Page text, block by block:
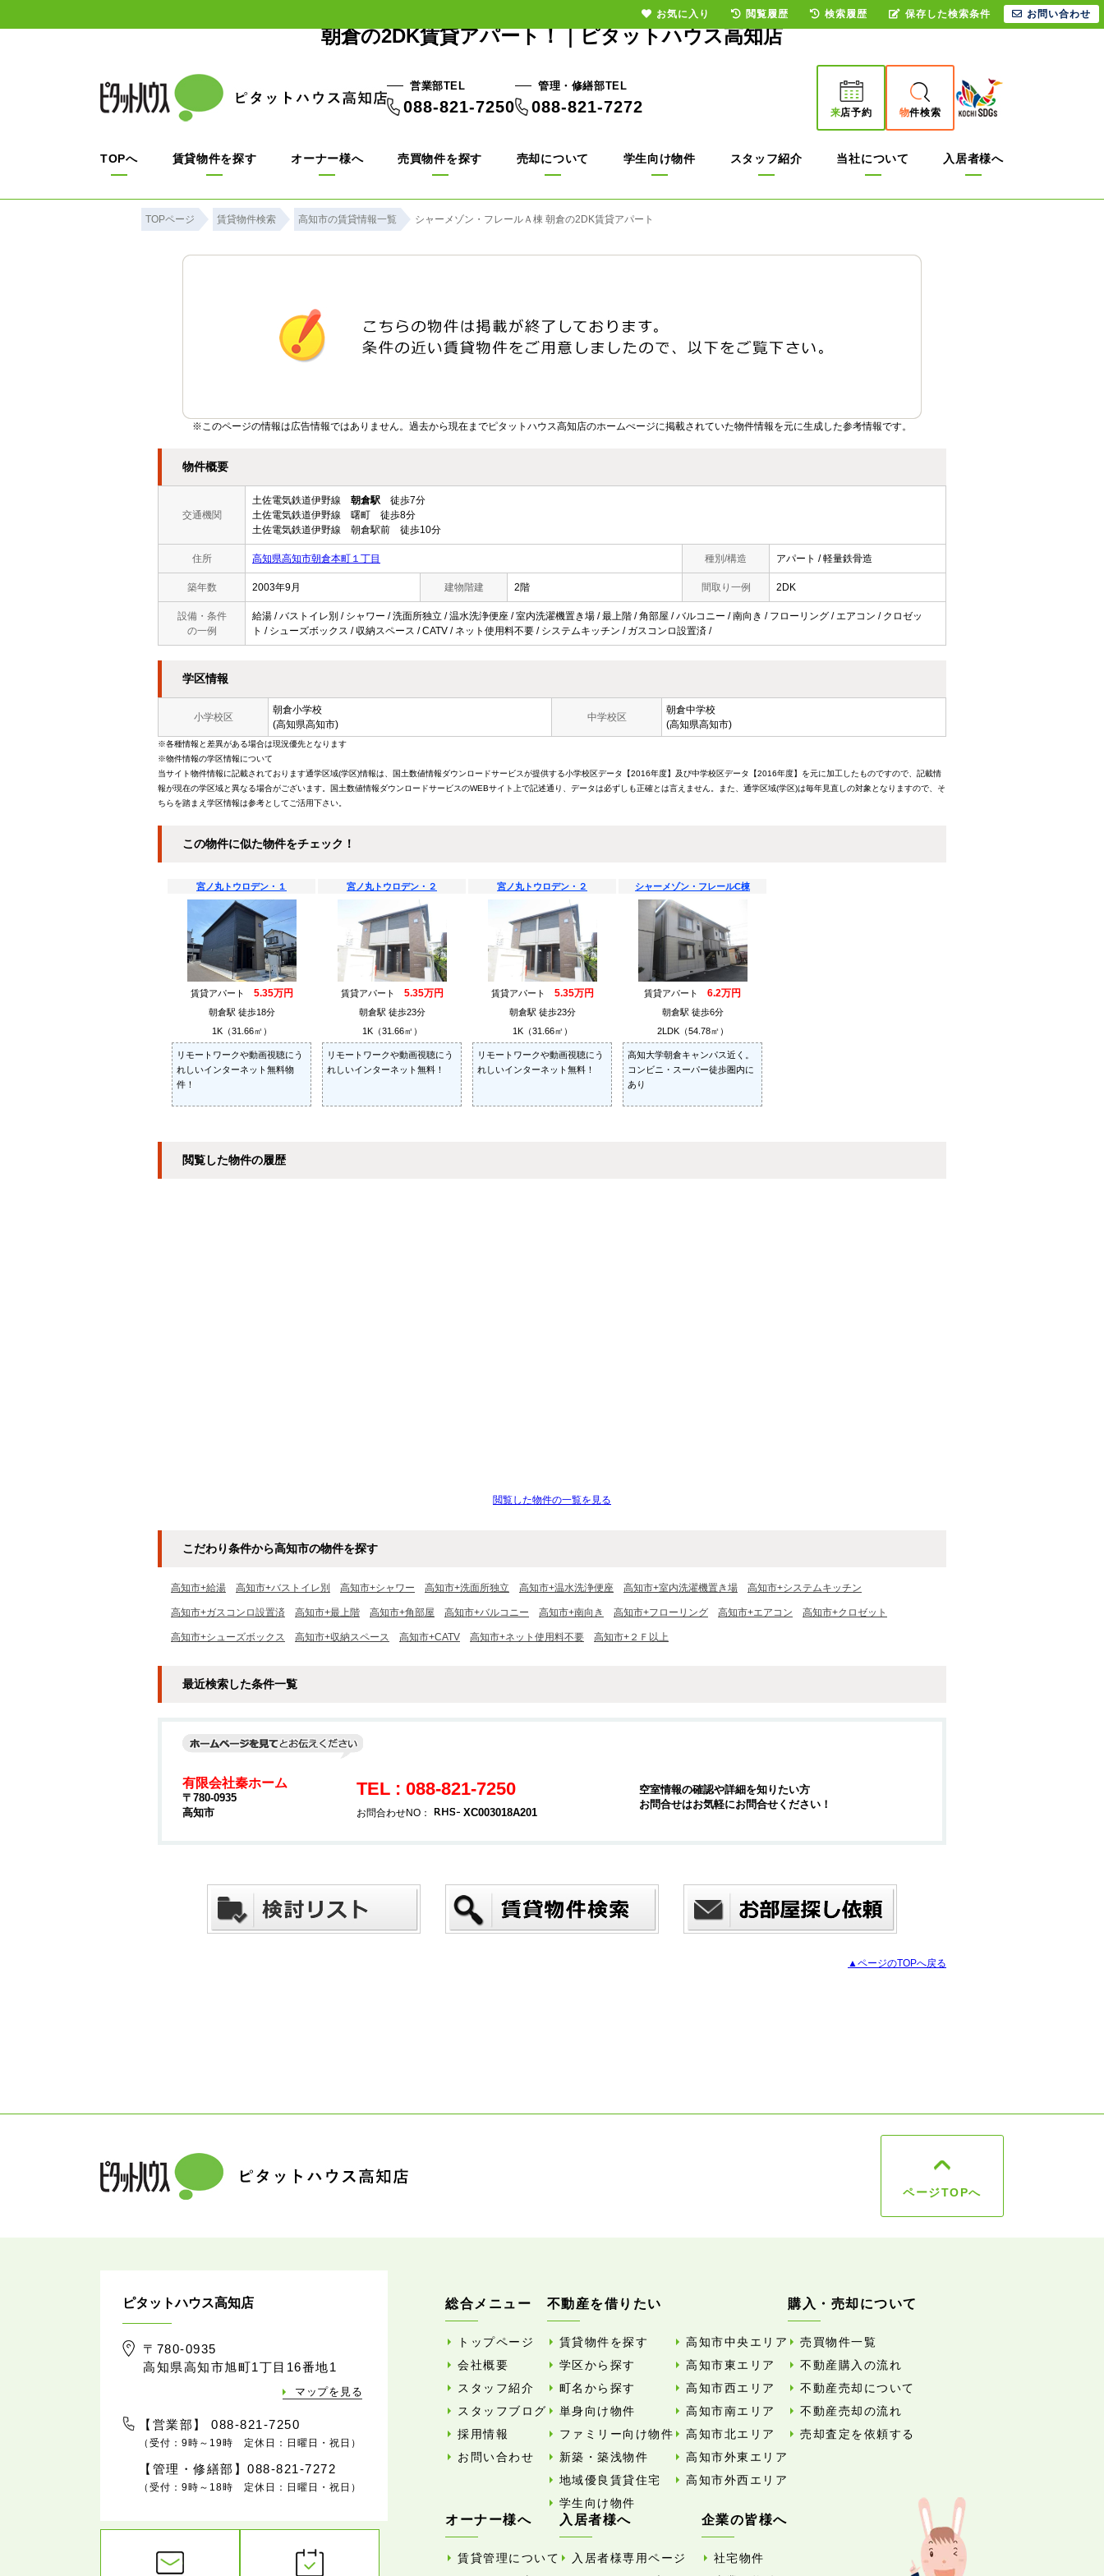
朝倉の2DK賃貸アパート！｜ピタットハウス高知店
営業部TEL
088-821-7250
管理・修繕部TEL
088-821-7272 来店予約 物件検索
TOPへ 賃貸物件を探す オーナー様へ 売買物件を探す 売却について 学生向け物件 スタッフ紹介 当社について 入居者様へ
TOPページ 賃貸物件検索 高知市の賃貸情報一覧 シャーメゾン・フレールＡ棟 朝倉の2DK賃貸アパート
※このページの情報は広告情報ではありません。過去から現在までピタットハウス高知店のホームぺージに掲載されていた物件情報を元に生成した参考情報です。
物件概要
交通機関
土佐電気鉄道伊野線 朝倉駅 徒歩7分
土佐電気鉄道伊野線 曙町 徒歩8分
土佐電気鉄道伊野線 朝倉駅前 徒歩10分
住所 高知県高知市朝倉本町１丁目 種別/構造 アパート / 軽量鉄骨造
築年数 2003年9月 建物階建 2階 間取り一例 2DK
設備・条件
の一例
給湯 / バストイレ別 / シャワー / 洗面所独立 / 温水洗浄便座 / 室内洗濯機置き場 / 最上階 / 角部屋 / バルコニー / 南向き / フローリング / エアコン / クロゼッ
ト / シューズボックス / 収納スペース / CATV / ネット使用料不要 / システムキッチン / ガスコンロ設置済 /
学区情報
小学校区
朝倉小学校
(高知県高知市)
中学校区
朝倉中学校
(高知県高知市)
※各種情報と差異がある場合は現況優先となります
※物件情報の学区情報について
当サイト物件情報に記載されております通学区域(学区)情報は、国土数値情報ダウンロードサービスが提供する小学校区データ【2016年度】及び中学校区データ【2016年度】を元に加工したものですので、記載情
報が現在の学区域と異なる場合がございます。国土数値情報ダウンロードサービスのWEBサイト上で記述通り、データは必ずしも正確とは言えません。また、通学区域(学区)は毎年見直しの対象となりますので、そ
ちらを踏まえ学区情報は参考としてご活用下さい。
この物件に似た物件をチェック！
宮ノ丸トウロデン・１
賃貸アパート 5.35万円
朝倉駅 徒歩18分
1K（31.66㎡）
リモートワークや動画視聴にう
れしいインターネット無料物
件！
宮ノ丸トウロデン・２
賃貸アパート 5.35万円
朝倉駅 徒歩23分
1K（31.66㎡）
リモートワークや動画視聴にう
れしいインターネット無料！
宮ノ丸トウロデン・２
賃貸アパート 5.35万円
朝倉駅 徒歩23分
1K（31.66㎡）
リモートワークや動画視聴にう
れしいインターネット無料！
シャーメゾン・フレールC棟
賃貸アパート 6.2万円
朝倉駅 徒歩6分
2LDK（54.78㎡）
高知大学朝倉キャンパス近く。
コンビニ・スーパー徒歩圏内に
あり
閲覧した物件の履歴
閲覧した物件の一覧を見る
こだわり条件から高知市の物件を探す
高知市+給湯 高知市+バストイレ別 高知市+シャワー 高知市+洗面所独立 高知市+温水洗浄便座 高知市+室内洗濯機置き場 高知市+システムキッチン
高知市+ガスコンロ設置済 高知市+最上階 高知市+角部屋 高知市+バルコニー 高知市+南向き 高知市+フローリング 高知市+エアコン 高知市+クロゼット
高知市+シューズボックス 高知市+収納スペース 高知市+CATV 高知市+ネット使用料不要 高知市+２Ｆ以上
最近検索した条件一覧
有限会社秦ホーム
〒780-0935
高知市
TEL : 088-821-7250
お問合わせNO： XC003018A201
空室情報の確認や詳細を知りたい方
お問合せはお気軽にお問合せください！
▲ページのTOPへ戻る
ページTOPへ
ピタットハウス高知店
〒780-0935
高知県高知市旭町1丁目16番地1
マップを見る
【営業部】 088-821-7250
（受付：9時～19時 定休日：日曜日・祝日）
【管理・修繕部】088-821-7272
（受付：9時～18時 定休日：日曜日・祝日）
総合メニュー
トップページ
会社概要
スタッフ紹介
スタッフブログ
採用情報
お問い合わせ
不動産を借りたい
賃貸物件を探す
学区から探す
町名から探す
単身向け物件
ファミリー向け物件
新築・築浅物件
地域優良賃貸住宅
学生向け物件
高知市中央エリア
高知市東エリア
高知市西エリア
高知市南エリア
高知市北エリア
高知市外東エリア
高知市外西エリア
購入・売却について
売買物件一覧
不動産購入の流れ
不動産売却について
不動産売却の流れ
売却査定を依頼する
オーナー様へ
賃貸管理について
入居者様へ
入居者様専用ページ
企業の皆様へ
社宅物件
お気に入り 閲覧履歴 検索履歴 保存した検索条件 お問い合わせ